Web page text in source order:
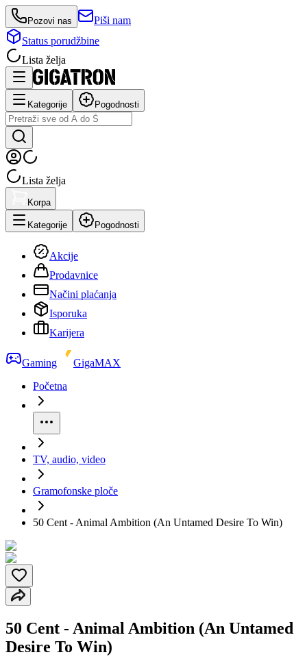
Pozovi nas
Piši nam
Status porudžbine
Lista želja
Kategorije Pogodnosti
Lista želja
Korpa
Kategorije Pogodnosti
Akcije
Prodavnice
Načini plaćanja
Isporuka
Karijera
Gaming
GigaMAX
Početna
TV, audio, video
Gramofonske ploče
50 Cent - Animal Ambition (An Untamed Desire To Win)
50 Cent - Animal Ambition (An Untamed
Desire To Win)